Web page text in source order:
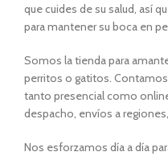
que cuides de su salud, así
para mantener su boca en
Somos la tienda para
perritos o gatitos.
tanto presencial como
despacho, envíos a
Nos esforzamos día a día